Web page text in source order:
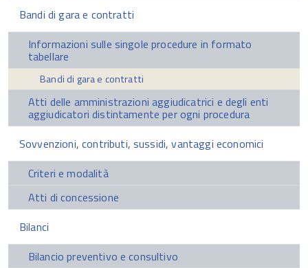
Bandi di gara e contratti
Informazioni sulle singole procedure in formato
tabellare
Bandi di gara e contratti
Atti delle amministrazioni aggiudicatrici e degli enti
aggiudicatori distintamente per ogni procedura
Sovvenzioni, contributi, sussidi, vantaggi economici
Criteri e modalità
Atti di concessione
Bilanci
Bilancio preventivo e consultivo